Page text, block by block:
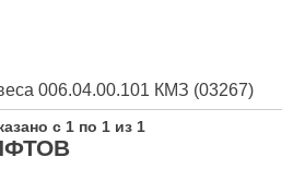
006.04.00.101 КМЗ (03267)
с 1 по 1 из 1